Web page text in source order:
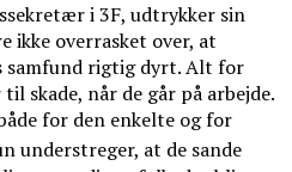
i 3F, udtrykker sin
ikke overrasket over, at
samfund rigtig dyrt. Alt for
skade, når de går på arbejde.
for den enkelte og for
understreger, at de sande